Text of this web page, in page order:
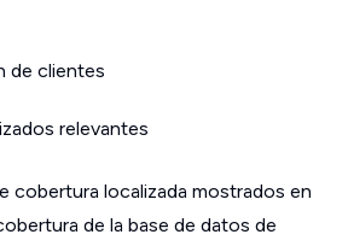
de clientes
relevantes
cobertura localizada mostrados en
de la base de datos de